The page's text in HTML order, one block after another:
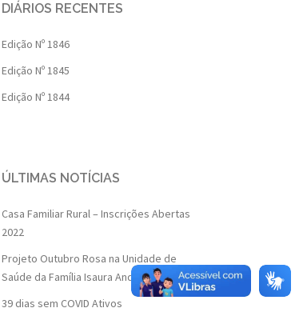
DIÁRIOS RECENTES
Edição Nº 1846
Edição Nº 1845
Edição Nº 1844
ÚLTIMAS NOTÍCIAS
Casa Familiar Rural – Inscrições Abertas
2022
Projeto Outubro Rosa na Unidade de
Saúde da Família Isaura Andrade
39 dias sem COVID Ativos